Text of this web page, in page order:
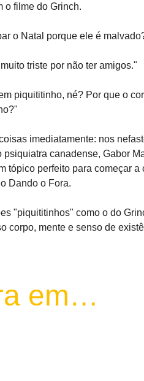
o filme do Grinch.
o Natal porque ele é
triste por não ter amigos."
piquititinho, né? Por que o
imediatamente: nos
canadense, Gabor
tópico perfeito para começar a
Dando o Fora.
"piquititinhos" como o do
corpo, mente e senso de
em…